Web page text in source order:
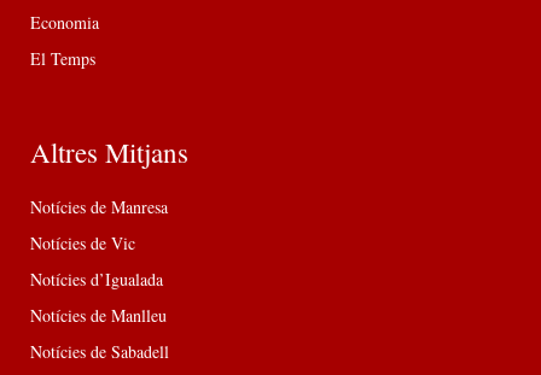
Economia
El Temps
Altres Mitjans
Notícies de Manresa
Notícies de Vic
Notícies d’Igualada
Notícies de Manlleu
Notícies de Sabadell